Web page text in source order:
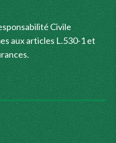
Civile
aux articles L.530-1 et